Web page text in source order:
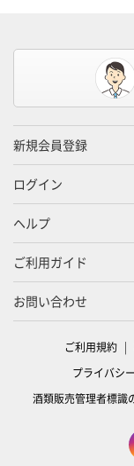
新規会員登録
ログイン
ヘルプ
ご利用ガイド
お問い合わせ
ご利用規約
プライバシ
酒類販売管理者標識